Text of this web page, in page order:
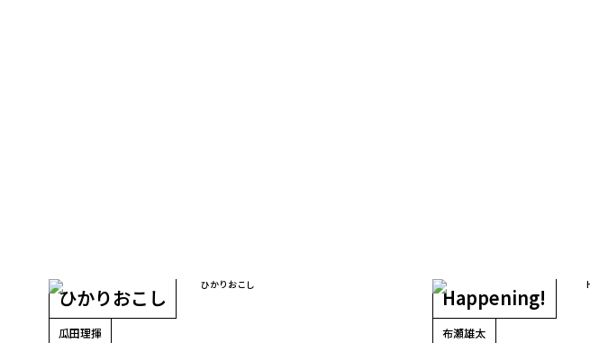
ひかりおこし
瓜田理揮
Happening!
布瀬雄太